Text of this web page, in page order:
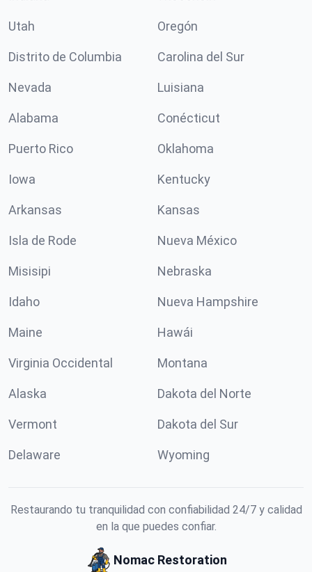
Utah Oregón
Distrito de Columbia Carolina del Sur
Nevada Luisiana
Alabama Conécticut
Puerto Rico Oklahoma
Iowa Kentucky
Arkansas Kansas
Isla de Rode Nueva México
Misisipi Nebraska
Idaho Nueva Hampshire
Maine Hawái
Virginia Occidental Montana
Alaska Dakota del Norte
Vermont Dakota del Sur
Delaware Wyoming
Restaurando tu tranquilidad con confiabilidad 24/7 y calidad
en la que puedes confiar.
Nomac Restoration